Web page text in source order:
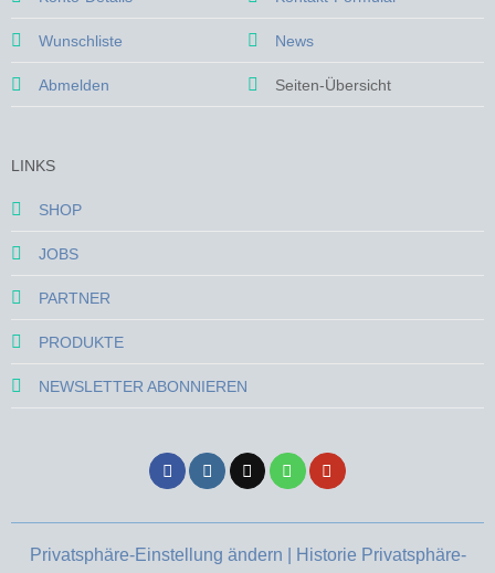
Wunschliste
Abmelden
News
Seiten-Übersicht
LINKS
SHOP
JOBS
PARTNER
PRODUKTE
NEWSLETTER ABONNIEREN
Privatsphäre-Einstellung ändern |
Historie Privatsphäre-